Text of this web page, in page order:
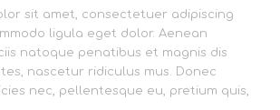
sit amet, consectetuer adipiscing
ligula eget dolor. Aenean
natoque penatibus et magnis dis
nascetur ridiculus mus. Donec
nec, pellentesque eu, pretium quis,